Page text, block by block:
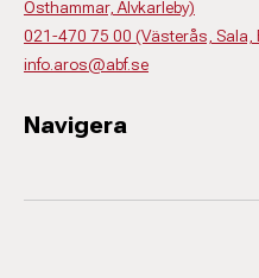
Östhammar, Älvkarleby)
021-470 75 00 (Västerås, Sala,
info.aros@abf.se
Navigera